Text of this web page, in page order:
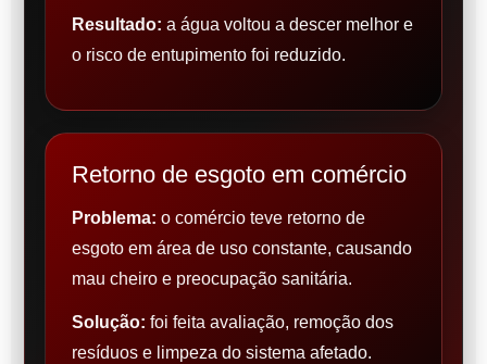
Resultado: a água voltou a descer melhor e
o risco de entupimento foi reduzido.
Retorno de esgoto em comércio
Problema: o comércio teve retorno de
esgoto em área de uso constante, causando
mau cheiro e preocupação sanitária.
Solução: foi feita avaliação, remoção dos
resíduos e limpeza do sistema afetado.